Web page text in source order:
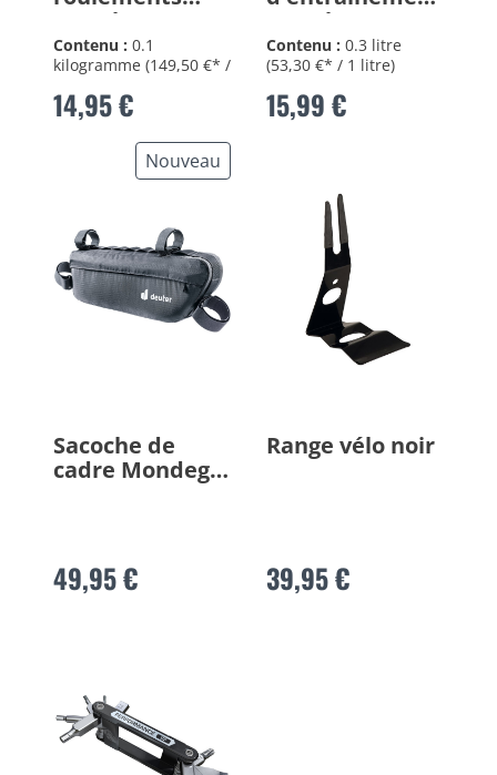
100ml
Contenu : 0.1
kilogramme (149,50 €* /
14,95 €
300ml
Contenu : 0.3 litre
(53,30 €* / 1 litre)
15,99 €
Nouveau
Sacoche de
cadre Mondego
49,95 €
Range vélo noir
39,95 €